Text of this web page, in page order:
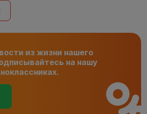
из жизни нашего
на нашу